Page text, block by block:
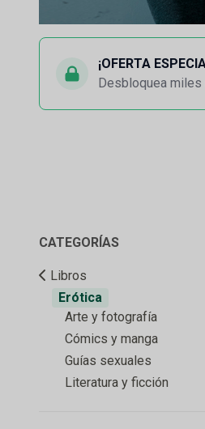
¡OFERTA
Desbloquea miles
CATEGORÍAS
Libros
Erótica
Arte y fotografía
Cómics y manga
Guías sexuales
Literatura y ficción